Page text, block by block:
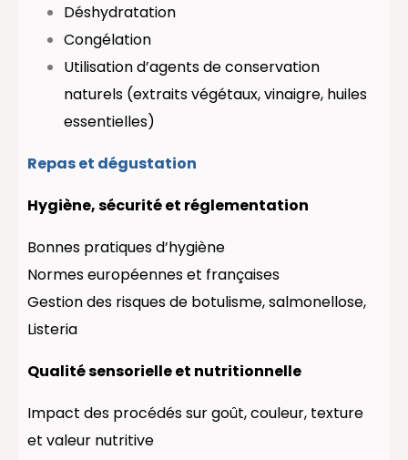
Déshydratation
Congélation
Utilisation d’agents de conservation
naturels (extraits végétaux, vinaigre, huiles
essentielles)
Repas et dégustation
Hygiène, sécurité et réglementation
Bonnes pratiques d’hygiène
Normes européennes et françaises
Gestion des risques de botulisme, salmonellose,
Listeria
Qualité sensorielle et nutritionnelle
Impact des procédés sur goût, couleur, texture
et valeur nutritive